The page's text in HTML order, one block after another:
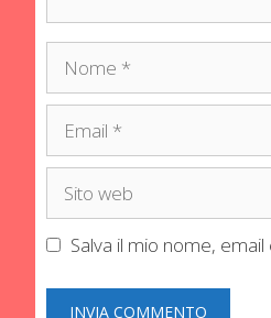
Nome
Email
Sito
Salva il mio nome,